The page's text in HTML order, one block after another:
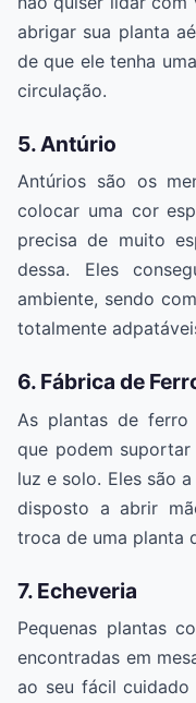
abrigar sua planta
de que ele tenha
circulação.
5. Antúrio
Antúrios são os
colocar uma cor
precisa de muito
dessa. Eles
ambiente, sendo
totalmente
6. Fábrica de
As plantas de ferro
que podem
luz e solo. Eles são
disposto a abrir
troca de uma planta
7. Echeveria
Pequenas plantas
encontradas em
ao seu fácil cuidado